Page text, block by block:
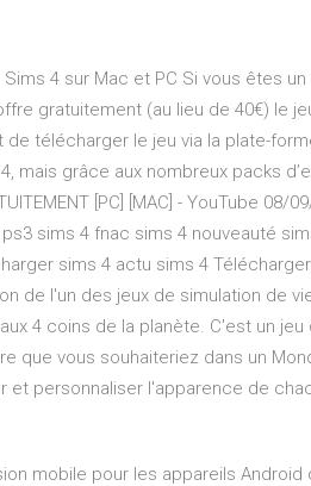
4 sur Mac et PC Si vous êtes
gratuitement (au lieu de 40€) le
télécharger le jeu via la plate-
mais grâce aux nombreux packs
[PC] [MAC] - YouTube
sims 4 fnac sims 4 nouveauté
sims 4 actu sims 4
de l'un des jeux de simulation de
4 coins de la planète. C'est un
que vous souhaiteriez dans un
et personnaliser l'apparence de
mobile pour les appareils